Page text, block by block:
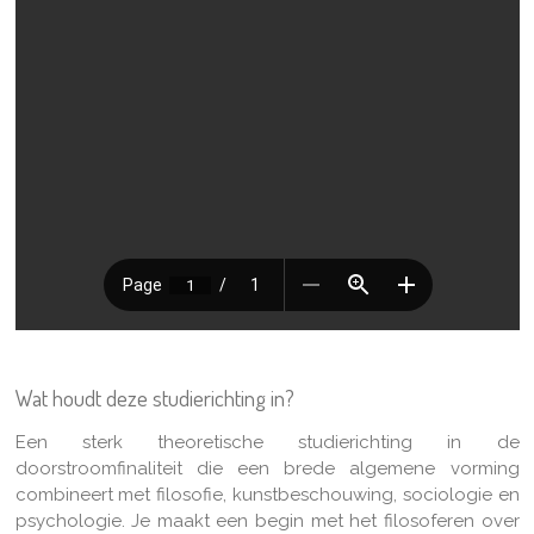
Wat houdt deze studierichting in?
Een sterk theoretische studierichting in de
doorstroomfinaliteit die een brede algemene vorming
combineert met filosofie, kunstbeschouwing, sociologie en
psychologie. Je maakt een begin met het filosoferen over